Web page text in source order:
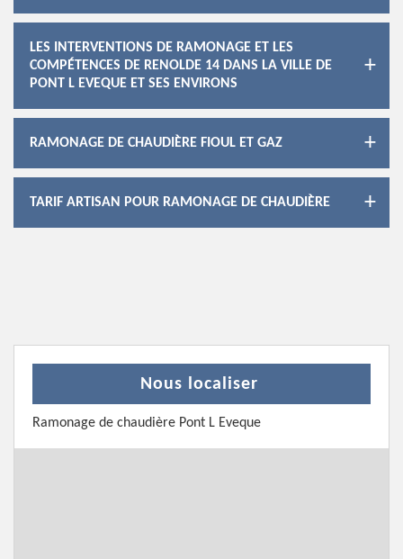
LES INTERVENTIONS DE RAMONAGE ET LES
COMPÉTENCES DE RENOLDE 14 DANS LA VILLE DE
PONT L EVEQUE ET SES ENVIRONS
RAMONAGE DE CHAUDIÈRE FIOUL ET GAZ
TARIF ARTISAN POUR RAMONAGE DE CHAUDIÈRE
Nous localiser
Ramonage de chaudière Pont L Eveque